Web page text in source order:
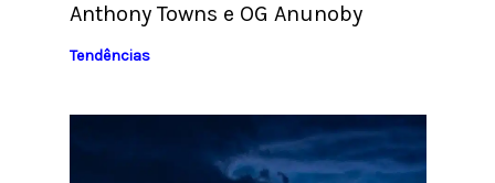
Anthony Towns e OG Anunoby
Tendências